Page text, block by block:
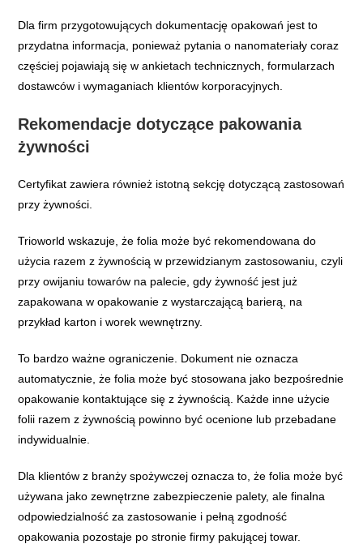
Dla firm przygotowujących dokumentację opakowań jest to
przydatna informacja, ponieważ pytania o nanomateriały coraz
częściej pojawiają się w ankietach technicznych, formularzach
dostawców i wymaganiach klientów korporacyjnych.
Rekomendacje dotyczące pakowania
żywności
Certyfikat zawiera również istotną sekcję dotyczącą zastosowań
przy żywności.
Trioworld wskazuje, że folia może być rekomendowana do
użycia razem z żywnością w przewidzianym zastosowaniu, czyli
przy owijaniu towarów na palecie, gdy żywność jest już
zapakowana w opakowanie z wystarczającą barierą, na
przykład karton i worek wewnętrzny.
To bardzo ważne ograniczenie. Dokument nie oznacza
automatycznie, że folia może być stosowana jako bezpośrednie
opakowanie kontaktujące się z żywnością. Każde inne użycie
folii razem z żywnością powinno być ocenione lub przebadane
indywidualnie.
Dla klientów z branży spożywczej oznacza to, że folia może być
używana jako zewnętrzne zabezpieczenie palety, ale finalna
odpowiedzialność za zastosowanie i pełną zgodność
opakowania pozostaje po stronie firmy pakującej towar.